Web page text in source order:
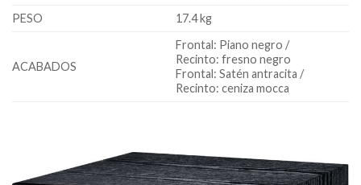
PESO
17.4 kg
ACABADOS
Frontal: Piano negro /
Recinto: fresno negro
Frontal: Satén antracita /
Recinto: ceniza mocca